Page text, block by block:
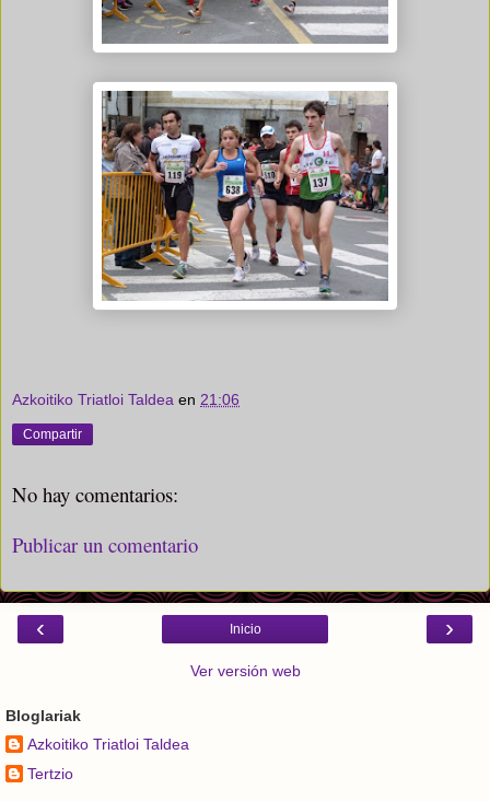
Azkoitiko Triatloi Taldea en 21:06
Compartir
No hay comentarios:
Publicar un comentario
‹ ›
Inicio
Ver versión web
Bloglariak
Azkoitiko Triatloi Taldea
Tertzio